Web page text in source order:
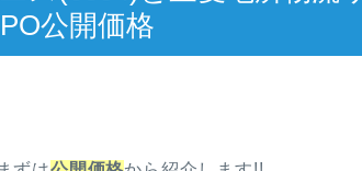
公開価格